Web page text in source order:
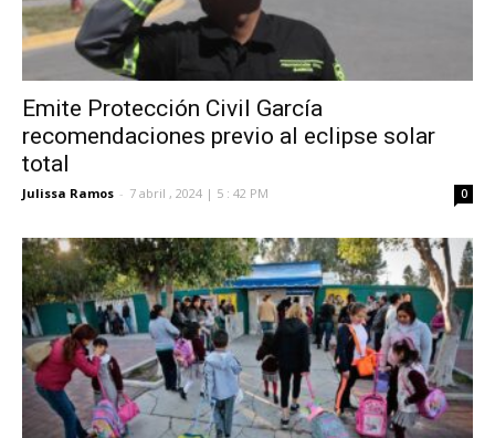
Emite Protección Civil García
recomendaciones previo al eclipse solar
total
Julissa Ramos - 7 abril , 2024 | 5 : 42 PM 0